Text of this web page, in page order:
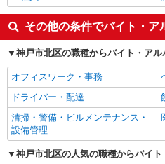
その他の条件でバイト・ア
神戸市北区の職種からバイト・ア
オフィスワーク・事務
ドライバー・配達
清掃・警備・ビルメンテナンス・
設備管理
神戸市北区の人気の職種からバイ